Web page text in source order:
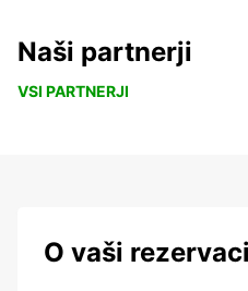
Naši partnerji
VSI PARTNERJI
O vaši